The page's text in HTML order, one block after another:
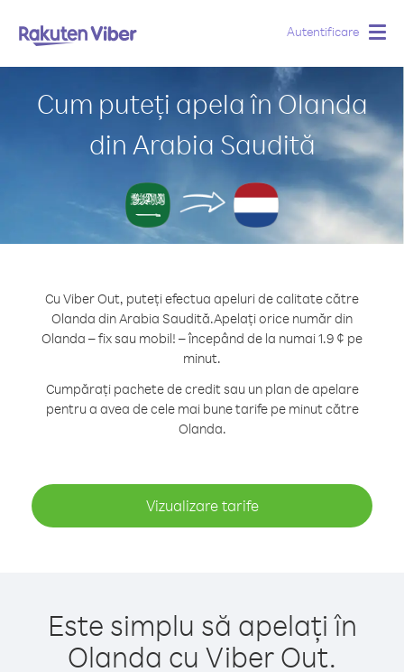
Autentificare
Cum puteți apela în Olanda
din Arabia Saudită
Cu Viber Out, puteți efectua apeluri de calitate către
Olanda din Arabia Saudită.Apelați orice număr din
Olanda – fix sau mobil! – începând de la numai 1.9 ¢ pe
minut.
Cumpărați pachete de credit sau un plan de apelare
pentru a avea de cele mai bune tarife pe minut către
Olanda.
Vizualizare tarife
Este simplu să apelați în
Olanda cu Viber Out.